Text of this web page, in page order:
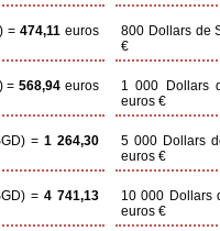
=474,11 euros
800 Dollars de
€
=568,94 euros
1 000 Dollars
euros €
= 1 264,30
5 000 Dollars
euros €
= 4 741,13
10 000 Dollars
euros €